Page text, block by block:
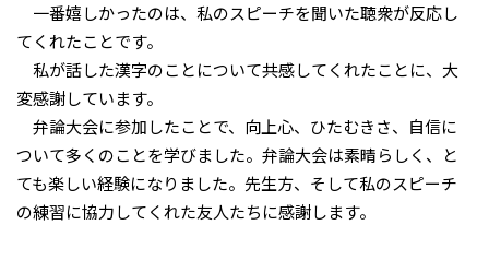
一番嬉しかったのは、私のスピーチを聞いた聴衆が反応し
てくれたことです。
私が話した漢字のことについて共感してくれたことに、大
変感謝しています。
弁論大会に参加したことで、向上心、ひたむきさ、自信に
ついて多くのことを学びました。弁論大会は素晴らしく、と
ても楽しい経験になりました。先生方、そして私のスピーチ
の練習に協力してくれた友人たちに感謝します。